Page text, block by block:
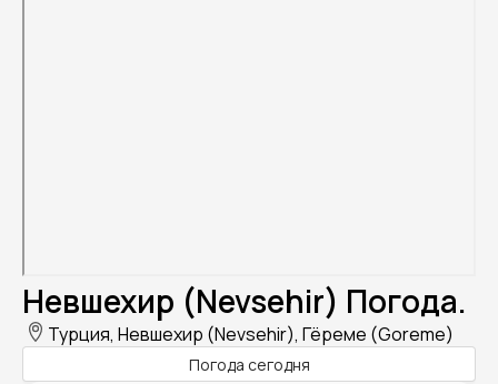
Невшехир (Nevsehir) Погода.
Турция, Невшехир (Nevsehir), Гёреме (Goreme)
Погода сегодня